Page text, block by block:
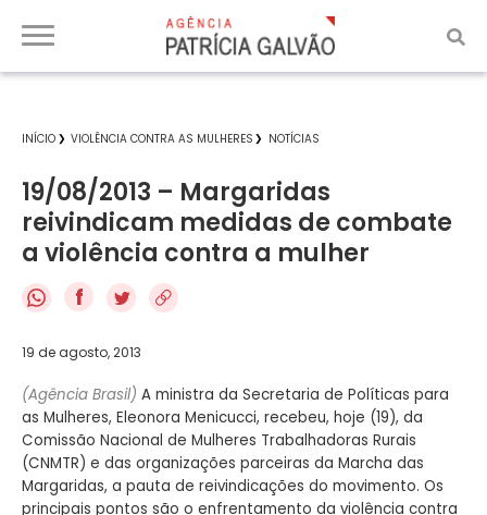
INÍCIO VIOLÊNCIA CONTRA AS MULHERES NOTÍCIAS
19/08/2013 – Margaridas
reivindicam medidas de combate
a violência contra a mulher
f
19 de agosto, 2013
(Agência Brasil) A ministra da Secretaria de Políticas para
as Mulheres, Eleonora Menicucci, recebeu, hoje (19), da
Comissão Nacional de Mulheres Trabalhadoras Rurais
(CNMTR) e das organizações parceiras da Marcha das
Margaridas, a pauta de reivindicações do movimento. Os
principais pontos são o enfrentamento da violência contra